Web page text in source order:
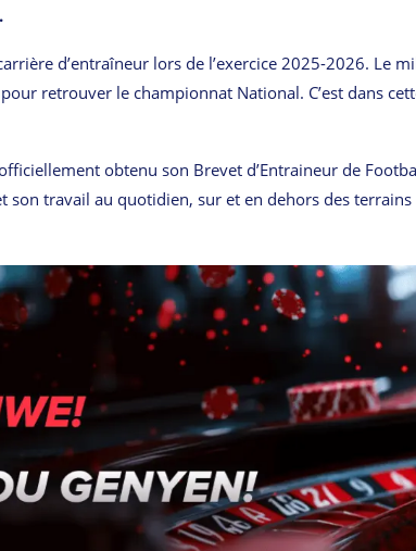
d’entraîneur lors de l’exercice 2025-2026. Le
retrouver le championnat National. C’est dans
obtenu son Brevet d’Entraineur de
son travail au quotidien, sur et en dehors des